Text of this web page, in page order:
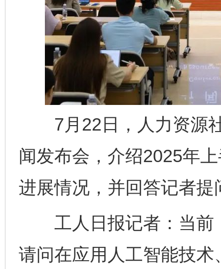
7月22日，人力资源社
闻发布会，介绍2025年
进展情况，并回答记者提
工人日报记者：当前
请问在应用人工智能技